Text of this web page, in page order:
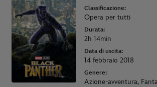
Classificazione:
Opera per tutti
Durata:
2h 14min
Data di uscita:
14 febbraio 2018
Genere:
Azione-avventura,